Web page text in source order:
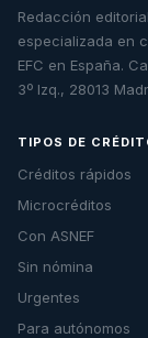
Redacción
especializada en
EFC en España.
3º Izq., 28013
TIPOS DE
Créditos rápidos
Microcréditos
Con ASNEF
Sin nómina
Urgentes
Para autónomos